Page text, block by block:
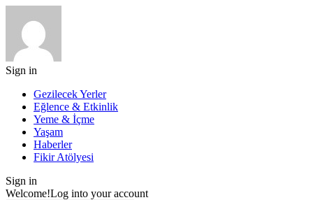
Sign in
Gezilecek Yerler
Eğlence & Etkinlik
Yeme & İçme
Yaşam
Haberler
Fikir Atölyesi
Sign in
Welcome!Log into your account